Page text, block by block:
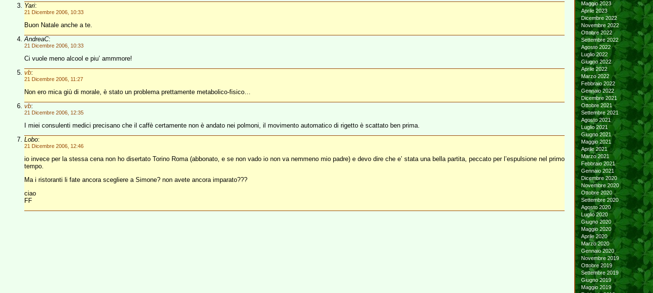
Yari:
21 Dicembre 2006, 10:33
Buon Natale anche a te.
AndreaC:
21 Dicembre 2006, 10:33
Ci vuole meno alcool e piu’ ammmore!
vb:
21 Dicembre 2006, 11:27
Non ero mica giù di morale, è stato un problema prettamente metabolico-fisico…
vb:
21 Dicembre 2006, 12:35
I miei consulenti medici precisano che il caffè certamente non è andato nei polmoni, il movimento automatico di rigetto è scattato ben prima.
Lobo:
21 Dicembre 2006, 12:46
io invece per la stessa cena non ho disertato Torino Roma (abbonato, e se non vado io non va nemmeno mio padre) e devo dire che e’ stata una bella partita, peccato per l’espulsione nel primo
tempo.
Ma i ristoranti li fate ancora scegliere a Simone? non avete ancora imparato???
ciao
FF
Maggio 2023
Aprile 2023
Dicembre 2022
Novembre 2022
Ottobre 2022
Settembre 2022
Agosto 2022
Luglio 2022
Giugno 2022
Aprile 2022
Marzo 2022
Febbraio 2022
Gennaio 2022
Dicembre 2021
Ottobre 2021
Settembre 2021
Agosto 2021
Luglio 2021
Giugno 2021
Maggio 2021
Aprile 2021
Marzo 2021
Febbraio 2021
Gennaio 2021
Dicembre 2020
Novembre 2020
Ottobre 2020
Settembre 2020
Agosto 2020
Luglio 2020
Giugno 2020
Maggio 2020
Aprile 2020
Marzo 2020
Gennaio 2020
Novembre 2019
Ottobre 2019
Settembre 2019
Giugno 2019
Maggio 2019